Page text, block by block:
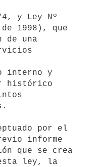
y Ley Nº
1998), que
de una
interno y
histórico
por el
informe
que se crea
ley, la